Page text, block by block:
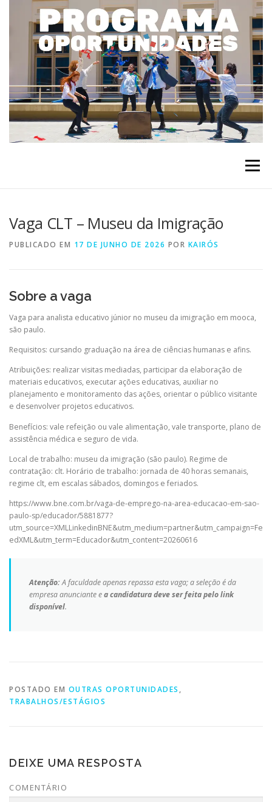
Pular para o conteúdo
Menu
Vaga CLT – Museu da Imigração
PUBLICADO EM 17 DE JUNHO DE 2026 POR KAIRÓS
Sobre a vaga
Vaga para analista educativo júnior no museu da imigração em mooca,
são paulo.
Requisitos: cursando graduação na área de ciências humanas e afins.
Atribuições: realizar visitas mediadas, participar da elaboração de
materiais educativos, executar ações educativas, auxiliar no
planejamento e monitoramento das ações, orientar o público visitante
e desenvolver projetos educativos.
Benefícios: vale refeição ou vale alimentação, vale transporte, plano de
assistência médica e seguro de vida.
Local de trabalho: museu da imigração (são paulo). Regime de
contratação: clt. Horário de trabalho: jornada de 40 horas semanais,
regime clt, em escalas sábados, domingos e feriados.
https://www.bne.com.br/vaga-de-emprego-na-area-educacao-em-sao-
paulo-sp/educador/5881877?
utm_source=XMLLinkedinBNE&utm_medium=partner&utm_campaign=Fe
edXML&utm_term=Educador&utm_content=20260616
Atenção:A faculdade apenas repassa esta vaga; a seleção é da
empresa anunciante ea candidatura deve ser feita pelo link
disponível.
POSTADO EM OUTRAS OPORTUNIDADES ,
TRABALHOS/ESTÁGIOS
DEIXE UMA RESPOSTA
COMENTÁRIO